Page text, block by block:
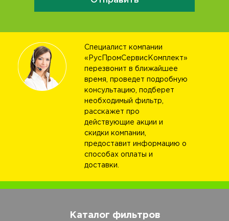
Специалист компании
«РусПромСервисКомплект»
перезвонит в ближайшее
время, проведет подробную
консультацию, подберет
необходимый фильтр,
расскажет про
действующие акции и
скидки компании,
предоставит информацию о
способах оплаты и
доставки.
Каталог фильтров